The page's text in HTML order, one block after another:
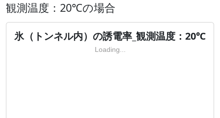
観測温度：20℃の場合
氷（トンネル内）の誘電率_観測温度：20℃
Loading...